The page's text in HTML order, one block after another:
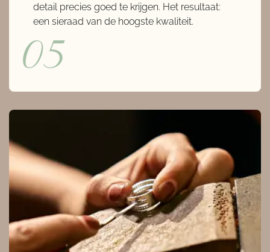
detail precies goed te krijgen. Het resultaat:
een sieraad van de hoogste kwaliteit.
05